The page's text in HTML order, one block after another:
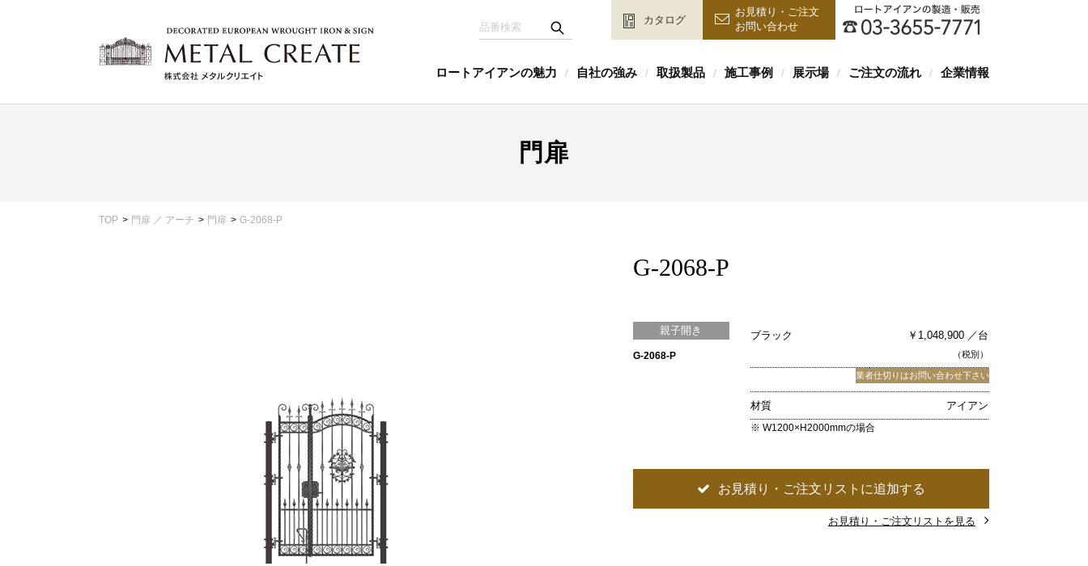
カタログ
お見積り・ご注文
お問い合わせ
ロートアイアンの魅力 / 自社の強み / 取扱製品 / 施工事例 / 展示場 / ご注文の流れ / 企業情報
門扉
TOP 門扉 ／ アーチ 門扉 G-2068-P
G-2068-P
親子開き
G-2068-P
ブラック ￥1,048,900 ／台
（税別）
業者仕切りはお問い合わせ下さい
材質 アイアン
※ W1200×H2000mmの場合
お見積り・ご注文リストに追加する
お見積り・ご注文リストを見る